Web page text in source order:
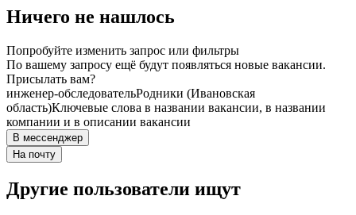
Ничего не нашлось
Попробуйте изменить запрос или фильтры
По вашему запросу ещё будут появляться новые вакансии.
Присылать вам?
инженер-обследовательРодники (Ивановская
область)Ключевые слова в названии вакансии, в названии
компании и в описании вакансии
В мессенджер
На почту
Другие пользователи ищут